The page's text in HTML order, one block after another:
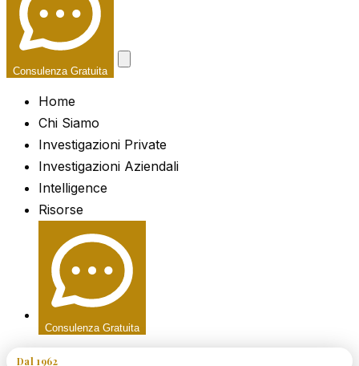
Consulenza Gratuita
Home
Chi Siamo
Investigazioni Private
Investigazioni Aziendali
Intelligence
Risorse
Consulenza Gratuita
Dal 1962